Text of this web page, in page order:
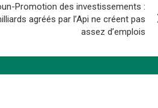
Promotion des investissements :
agréés par l’Api ne créent pas
assez d’emplois